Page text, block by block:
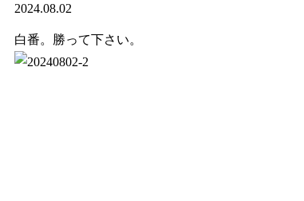
2024.08.02
白番。勝って下さい。